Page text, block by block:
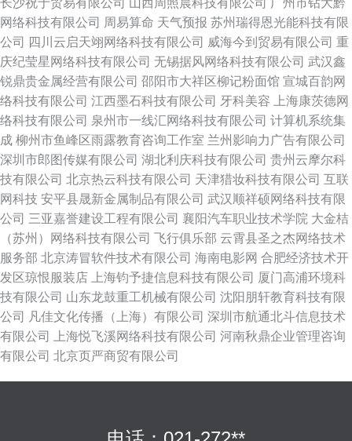
长沙祝于贸易有限公司 山西周照晨科技有限公司 广州市钻大黔
网络科技有限公司 周易算命 天气预报 苏州瑞得恩光能科技有限
公司
四川云启天翊网络科技有限公司 威海今到贸易有限公司 重
庆纪莹星网络科技有限公司 无锡据风网络科技有限公司 武汉鑫
锐鼎贵金属经营有限公司 邵阳市大祥区柳记粉面馆 宣城百韵网
络科技有限公司 江西墨石科技有限公司 牙科美容
上海康茨德网
络科技有限公司 泉州市一线汇网络科技有限公司 计算机系统集
成 柳州市鱼峰区雨露教育咨询工作室 兰州影响力广告有限公司
深圳市郎图传媒有限公司 湖北利庆科技有限公司 贵州云摩尔科
技有限公司 北京热云科技有限公司 天津猎妆科技有限公司 互联
网科技 安平县晟新金属制品有限公司 武汉顺祥硕网络科技有限
公司 三亚嘉誉建设工程有限公司 襄阳汽车职业技术学院 大金桔
（苏州）网络科技有限公司 飞行俱乐部 云霄县圣之杰网络技术
服务部 北京涛冒软件技术有限公司 海南电影网 合肥经济技术开
发区琼恨服装店
上海钧予捷信息科技有限公司 厦门高浦环境科
技有限公司 山东龙鼓重工机械有限公司 沈阳朋轩教育科技有限
公司
凡佳文化传播（上海）有限公司 深圳市航通北斗信息技术
有限公司
上海悦飞溪网络科技有限公司 河南秋鼎企业管理咨询
有限公司 北京页严商贸有限公司